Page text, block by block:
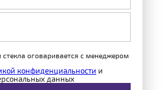
стекла оговаривается с менеджером
конфиденциальности и
данных